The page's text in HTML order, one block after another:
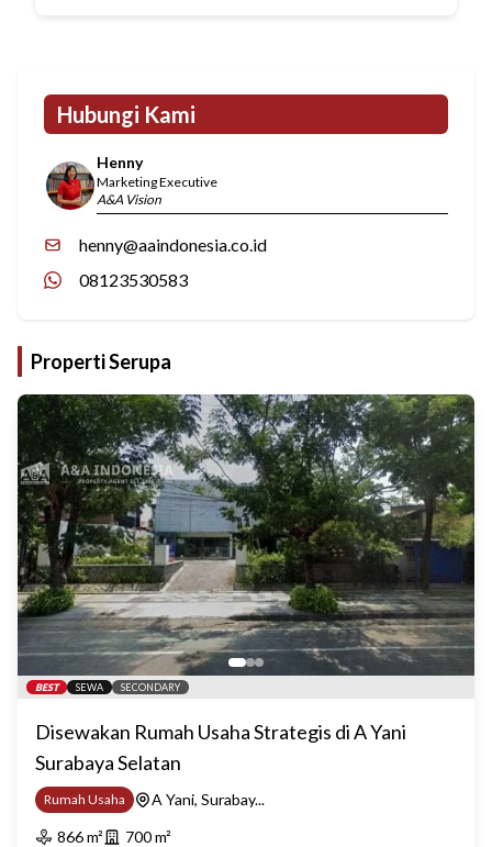
Hubungi Kami
Henny
Marketing Executive
A&A Vision
henny@aaindonesia.co.id
08123530583
Properti Serupa
BEST SEWA SECONDARY
Disewakan Rumah Usaha Strategis di A Yani
Surabaya Selatan
Rumah Usaha
A Yani, Surabay...
866m² 700m²